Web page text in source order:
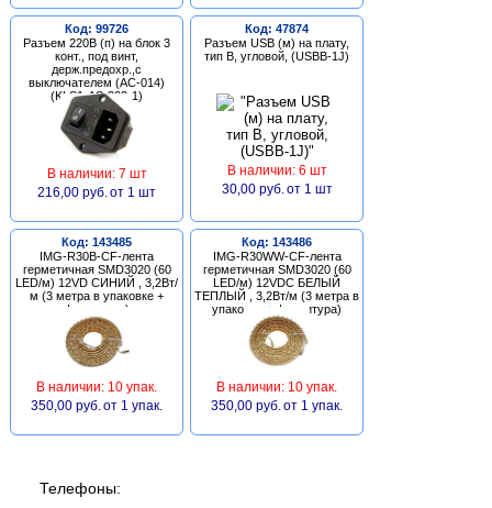
Код: 99726
Разъем 220В (п) на блок 3
конт., под винт,
держ.предохр.,с
выключателем (AC-014)
(KLS1-AS-303-1)
В наличии: 7 шт
216,00 руб. от 1 шт
Код: 47874
Разъем USB (м) на плату,
тип В, угловой, (USBB-1J)
В наличии: 6 шт
30,00 руб. от 1 шт
Код: 143485
IMG-R30B-CF-лента
герметичная SMD3020 (60
LED/м) 12VD СИНИЙ , 3,2Вт/
м (3 метра в упаковке +
фурнитура)
В наличии: 10 упак.
350,00 руб. от 1 упак.
Код: 143486
IMG-R30WW-CF-лента
герметичная SMD3020 (60
LED/м) 12VDC БЕЛЫЙ
ТЕПЛЫЙ , 3,2Вт/м (3 метра в
упаковке + фурнитура)
В наличии: 10 упак.
350,00 руб. от 1 упак.
Телефоны: